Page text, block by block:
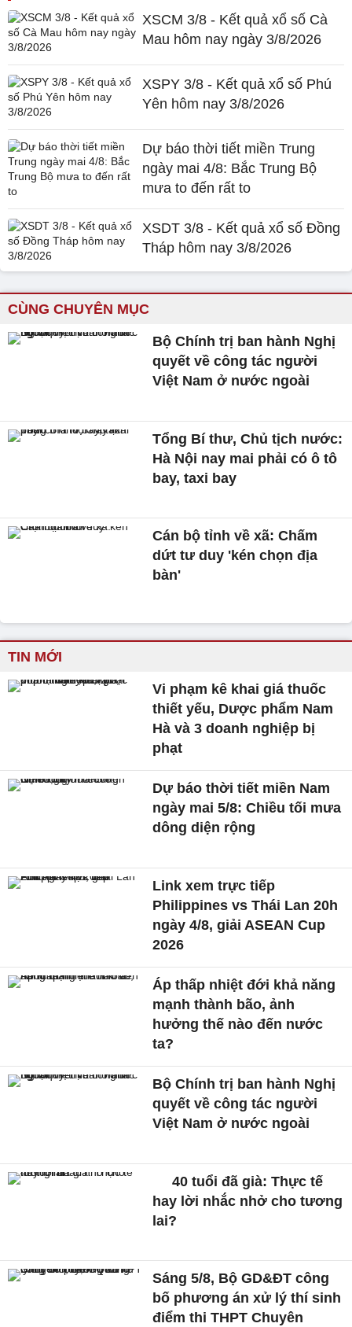
XSCM 3/8 - Kết quả xổ số Cà
Mau hôm nay ngày 3/8/2026
XSPY 3/8 - Kết quả xổ số Phú
Yên hôm nay 3/8/2026
Dự báo thời tiết miền Trung
ngày mai 4/8: Bắc Trung Bộ
mưa to đến rất to
XSDT 3/8 - Kết quả xổ số Đồng
Tháp hôm nay 3/8/2026
CÙNG CHUYÊN MỤC
Bộ Chính trị ban hành Nghị
quyết về công tác người
Việt Nam ở nước ngoài
Tổng Bí thư, Chủ tịch nước:
Hà Nội nay mai phải có ô tô
bay, taxi bay
Cán bộ tỉnh về xã: Chấm
dứt tư duy 'kén chọn địa
bàn'
TIN MỚI
Vi phạm kê khai giá thuốc
thiết yếu, Dược phẩm Nam
Hà và 3 doanh nghiệp bị
phạt
Dự báo thời tiết miền Nam
ngày mai 5/8: Chiều tối mưa
dông diện rộng
Link xem trực tiếp
Philippines vs Thái Lan 20h
ngày 4/8, giải ASEAN Cup
2026
Áp thấp nhiệt đới khả năng
mạnh thành bão, ảnh
hưởng thế nào đến nước
ta?
Bộ Chính trị ban hành Nghị
quyết về công tác người
Việt Nam ở nước ngoài
40 tuổi đã già: Thực tế
hay lời nhắc nhở cho tương
lai?
Sáng 5/8, Bộ GD&ĐT công
bố phương án xử lý thí sinh
điểm thi THPT Chuyên